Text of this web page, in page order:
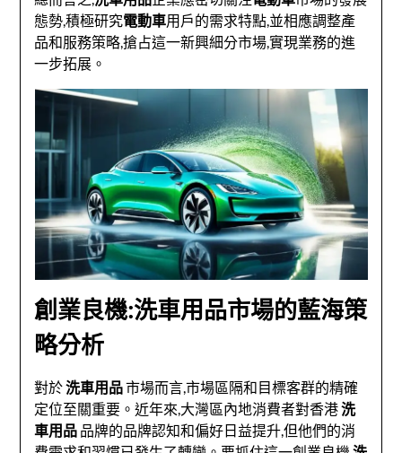
態勢,積極研究電動車用戶的需求特點,並相應調整產
品和服務策略,搶占這一新興細分市場,實現業務的進
一步拓展。
創業良機:洗車用品市場的藍海策
略分析
對於洗車用品市場而言,市場區隔和目標客群的精確
定位至關重要。近年來,大灣區內地消費者對香港洗
車用品 品牌的品牌認知和偏好日益提升,但他們的消